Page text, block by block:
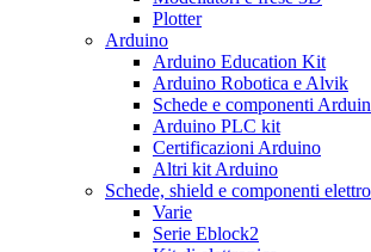
Plotter
Arduino
Arduino Education Kit
Arduino Robotica e Alvik
Schede e componenti
Arduino PLC kit
Certificazioni Arduino
Altri kit Arduino
Schede, shield e componenti
Varie
Serie Eblock2